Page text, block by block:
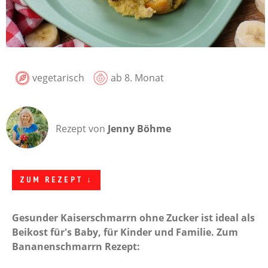
vegetarisch ab 8. Monat
Rezept von Jenny Böhme
ZUM REZEPT ↓
Gesunder Kaiserschmarrn ohne Zucker ist ideal als
Beikost für's Baby, für Kinder und Familie. Zum
Bananenschmarrn Rezept: